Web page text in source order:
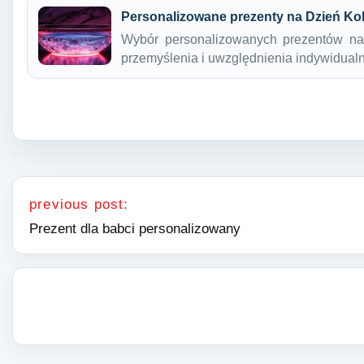
Personalizowane prezenty na Dzień
Wybór personalizowanych prezentów
przemyślenia i uwzględnienia
Nawigacja wpisu
previous post:
Prezent dla babci personalizowany